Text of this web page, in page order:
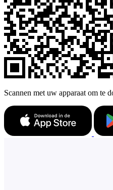
Scannen met uw apparaat om te